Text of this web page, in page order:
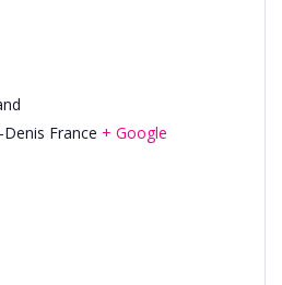
Denis France + Google